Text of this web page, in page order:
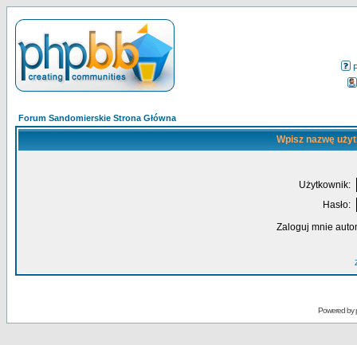
Forum Sandomierskie Strona Główna
Wpisz nazwę
Użytkownik:
Hasło:
Zaloguj mnie
Powered by